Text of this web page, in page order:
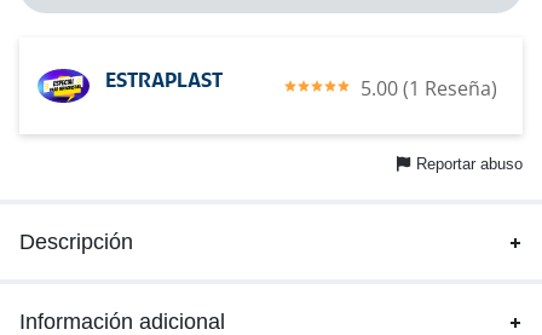
ESTRAPLAST 5.00 (1 Reseña)
Reportar abuso
Descripción
Información adicional